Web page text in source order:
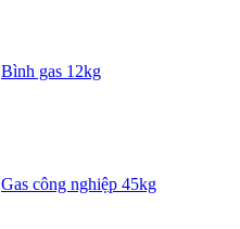
Bình gas 12kg
Gas công nghiệp 45kg